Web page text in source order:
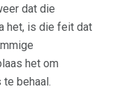
dat die
het, is die feit dat
het om
behaal.